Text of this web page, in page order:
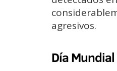
agresivos.
Día Mundial